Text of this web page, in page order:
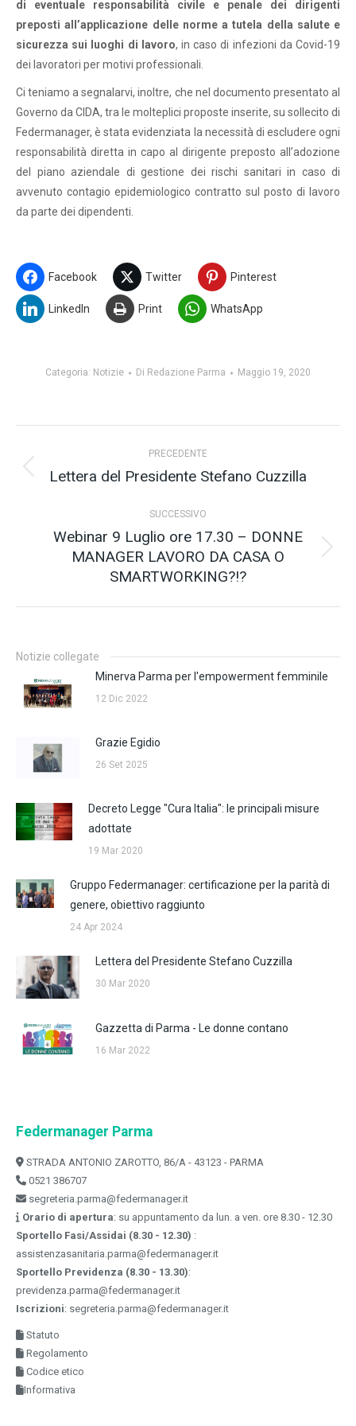
di eventuale responsabilità civile e penale dei dirigenti
preposti all’applicazione delle norme a tutela della salute e
sicurezza sui luoghi di lavoro, in caso di infezioni da Covid-19
dei lavoratori per motivi professionali.
Ci teniamo a segnalarvi, inoltre, che nel documento presentato al
Governo da CIDA, tra le molteplici proposte inserite, su sollecito di
Federmanager, è stata evidenziata la necessità di escludere ogni
responsabilità diretta in capo al dirigente preposto all’adozione
del piano aziendale di gestione dei rischi sanitari in caso di
avvenuto contagio epidemiologico contratto sul posto di lavoro
da parte dei dipendenti.
Facebook Twitter Pinterest
LinkedIn Print WhatsApp
Categoria: Notizie Di Redazione Parma Maggio 19, 2020
tra
post
PRECEDENTE
Post
Lettera del Presidente Stefano Cuzzilla
SUCCESSIVO
Prossimo
post:
Webinar 9 Luglio ore 17.30 – DONNE
MANAGER LAVORO DA CASA O
SMARTWORKING?!?
Notizie collegate
Minerva Parma per l'empowerment femminile
12 Dic 2022
Grazie Egidio
26 Set 2025
Decreto Legge "Cura Italia": le principali misure
adottate
19 Mar 2020
Gruppo Federmanager: certificazione per la parità di
genere, obiettivo raggiunto
24 Apr 2024
Lettera del Presidente Stefano Cuzzilla
30 Mar 2020
Gazzetta di Parma - Le donne contano
16 Mar 2022
Federmanager Parma
STRADA ANTONIO ZAROTTO, 86/A - 43123 - PARMA
0521 386707
segreteria.parma@federmanager.it
Orario di apertura: su appuntamento da lun. a ven. ore 8.30 - 12.30
Sportello Fasi/Assidai (8.30 - 12.30) :
assistenzasanitaria.parma@federmanager.it
Sportello Previdenza (8.30 - 13.30):
previdenza.parma@federmanager.it
Iscrizioni: segreteria.parma@federmanager.it
Statuto
Regolamento
Codice etico
Informativa